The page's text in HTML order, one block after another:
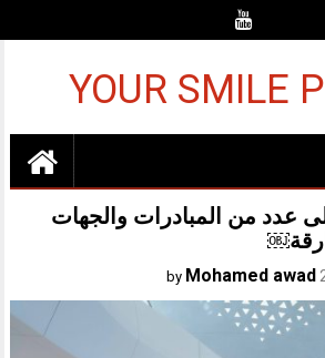
YOUR SMILE
عدد من المبادرات والجهات
Mohamed awad